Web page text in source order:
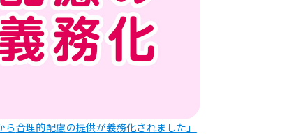
ら合理的配慮の提供が義務化されました」